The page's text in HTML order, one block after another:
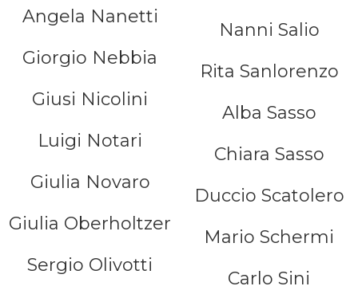
Angela Nanetti
Giorgio Nebbia
Giusi Nicolini
Luigi Notari
Giulia Novaro
Giulia Oberholtzer
Sergio Olivotti
Nanni Salio
Rita Sanlorenzo
Alba Sasso
Chiara Sasso
Duccio Scatolero
Mario Schermi
Carlo Sini